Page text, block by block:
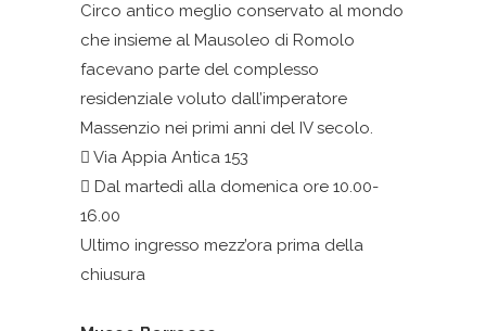
Circo antico meglio conservato al mondo
che insieme al Mausoleo di Romolo
facevano parte del complesso
residenziale voluto dall’imperatore
Massenzio nei primi anni del IV secolo.
Via Appia Antica 153
Dal martedì alla domenica ore 10.00-
16.00
Ultimo ingresso mezz’ora prima della
chiusura